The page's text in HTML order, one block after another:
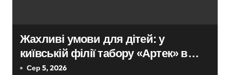
Жахливі умови для дітей: у
київській філії табору «Артек» в
Пущі-Водиці виявили бруд,
Сер 5, 2026